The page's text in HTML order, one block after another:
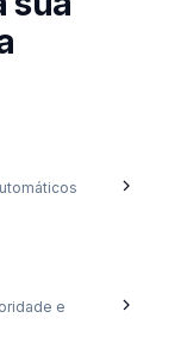
e